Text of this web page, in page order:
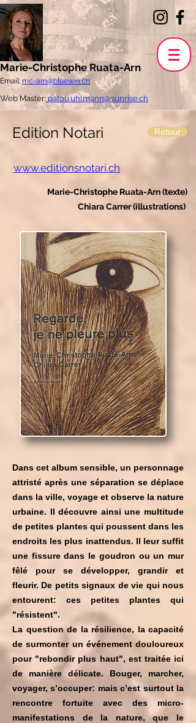
Marie-Christophe Ruata-Arn
Email: mc-arn@bluewin.ch
Web Master: patou.uhlmann@sunrise.ch
Edition Notari Retour
www.editionsnotari.ch
Marie-Christophe Ruata-Arn (texte)
Chiara Carrer (illustrations)
Dans cet album sensible, un personnage
attristé après une séparation se déplace
dans la ville, voyage et observe la nature
urbaine. Il découvre ainsi une multitude
de petites plantes qui poussent dans les
endroits les plus inattendus. Il leur suffit
une fissure dans le goudron ou un mur
fêlé pour se développer, grandir et
fleurir. De petits signaux de vie qui nous
entourent: ces petites plantes qui
"résistent".
La question de la résilience, la capacité
de surmonter un événement douloureux
pour "rebondir plus haut", est traitée ici
de manière délicate. Bouger, marcher,
voyager, s’occuper: mais c’est surtout la
rencontre fortuite avec des micro-
manifestations de la nature, que le